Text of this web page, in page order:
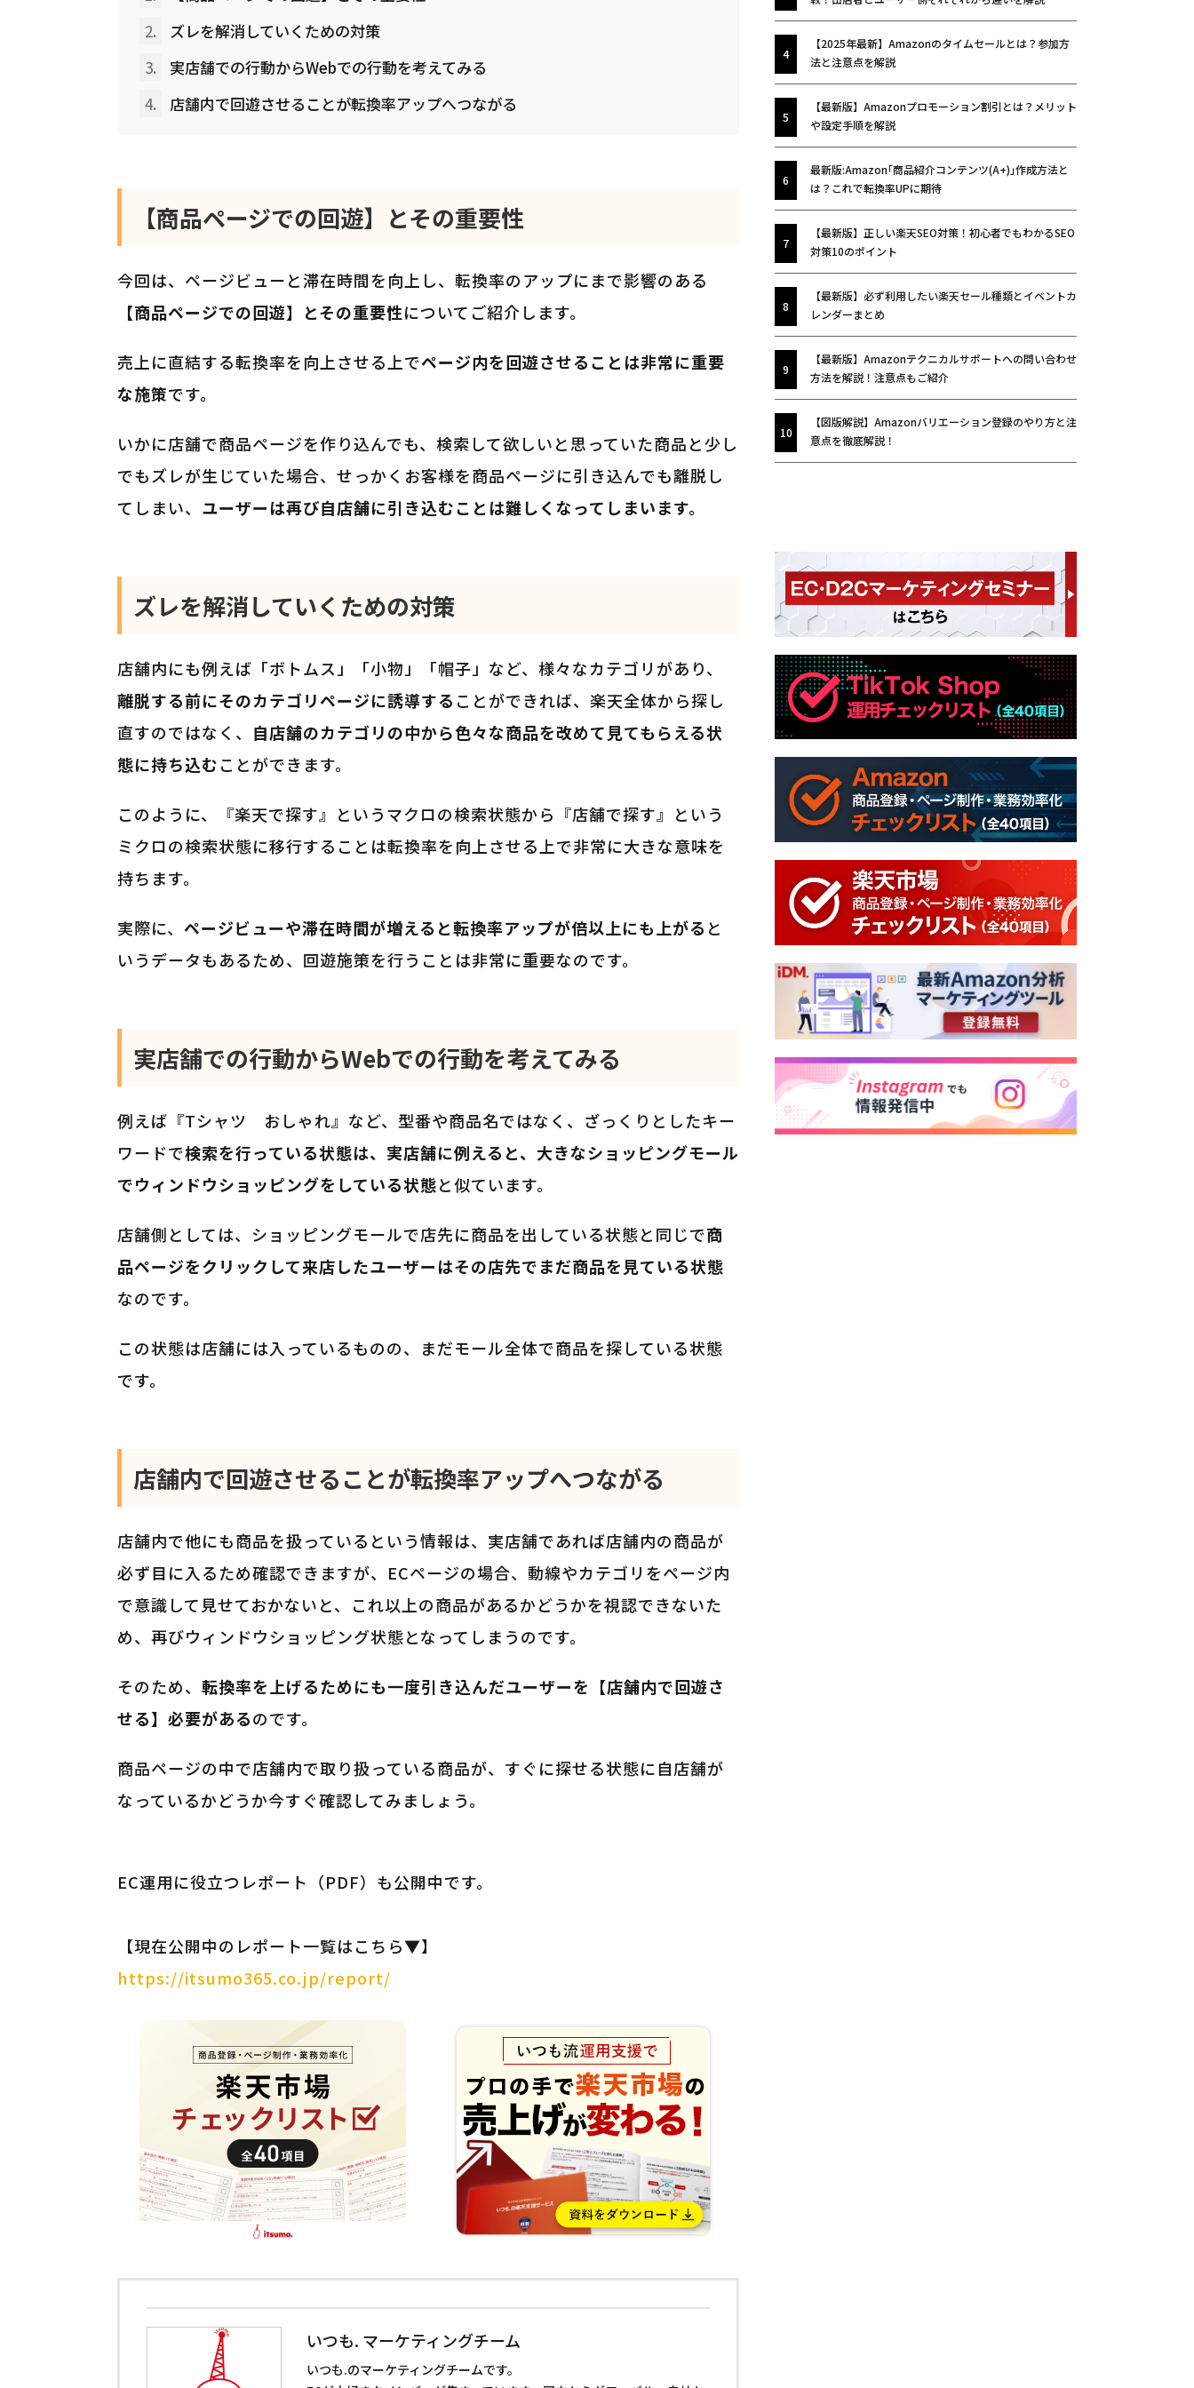
2.
ズレを解消していくための対策
3.
実店舗での行動からWebでの行動を考えてみる
4.
店舗内で回遊させることが転換率アップへつながる
【商品ページでの回遊】とその重要性
今回は、ページビューと滞在時間を向上し、転換率のアップにまで影響のある
【商品ページでの回遊】とその重要性についてご紹介します。
売上に直結する転換率を向上させる上でページ内を回遊させることは非常に重要
な施策です。
いかに店舗で商品ページを作り込んでも、検索して欲しいと思っていた商品と少し
でもズレが生じていた場合、せっかくお客様を商品ページに引き込んでも離脱し
てしまい、 ユーザーは再び自店舗に引き込むことは難しくなってしまいます。
ズレを解消していくための対策
店舗内にも例えば「ボトムス」「小物」「帽子」など、様々なカテゴリがあり、
離脱する前にそのカテゴリページに誘導する ことができれば、楽天全体から探し
直すのではなく、 自店舗のカテゴリの中から色々な商品を改めて見てもらえる状
態に持ち込むことができます。
このように、『楽天で探す』というマクロの検索状態から『店舗で探す』という
ミクロの検索状態に移行することは転換率を向上させる上で非常に大きな意味を
持ちます。
実際に、 ページビューや滞在時間が増えると転換率アップが倍以上にも上がる と
いうデータもあるため、回遊施策を行うことは非常に重要なのです。
実店舗での行動からWebでの行動を考えてみる
例えば『Tシャツ おしゃれ』など、型番や商品名ではなく、ざっくりとしたキー
ワードで検索を行っている状態は、実店舗に例えると、大きなショッピングモール
でウィンドウショッピングをしている状態と似ています。
店舗側としては、ショッピングモールで店先に商品を出している状態と同じで商
品ページをクリックして来店したユーザーはその店先でまだ商品を見ている状態
なのです。
この状態は店舗には入っているものの、まだモール全体で商品を探している状態
です。
店舗内で回遊させることが転換率アップへつながる
店舗内で他にも商品を扱っているという情報は、実店舗であれば店舗内の商品が
必ず目に入るため確認できますが、ECページの場合、動線やカテゴリをページ内
で意識して見せておかないと、これ以上の商品があるかどうかを視認できないた
め、再びウィンドウショッピング状態となってしまうのです。
そのため、 転換率を上げるためにも一度引き込んだユーザーを【店舗内で回遊さ
せる】必要があるのです。
商品ページの中で店舗内で取り扱っている商品が、すぐに探せる状態に自店舗が
なっているかどうか今すぐ確認してみましょう。
EC運用に役立つレポート（PDF）も公開中です。
【現在公開中のレポート一覧はこちら▼】
https://itsumo365.co.jp/report/
いつも. マーケティングチーム
いつも.のマーケティングチームです。
【2025年最新】Amazonのタイムセールとは？参加方
法と注意点を解説
【最新版】Amazonプロモーション割引とは？メリット
や設定手順を解説
最新版:Amazon｢商品紹介コンテンツ(A+)｣作成方法と
は？これで転換率UPに期待
【最新版】正しい楽天SEO対策！初心者でもわかるSEO
対策10のポイント
【最新版】必ず利用したい楽天セール種類とイベントカ
レンダーまとめ
【最新版】Amazonテクニカルサポートへの問い合わせ
方法を解説！注意点もご紹介
【図版解説】Amazonバリエーション登録のやり方と注
意点を徹底解説！